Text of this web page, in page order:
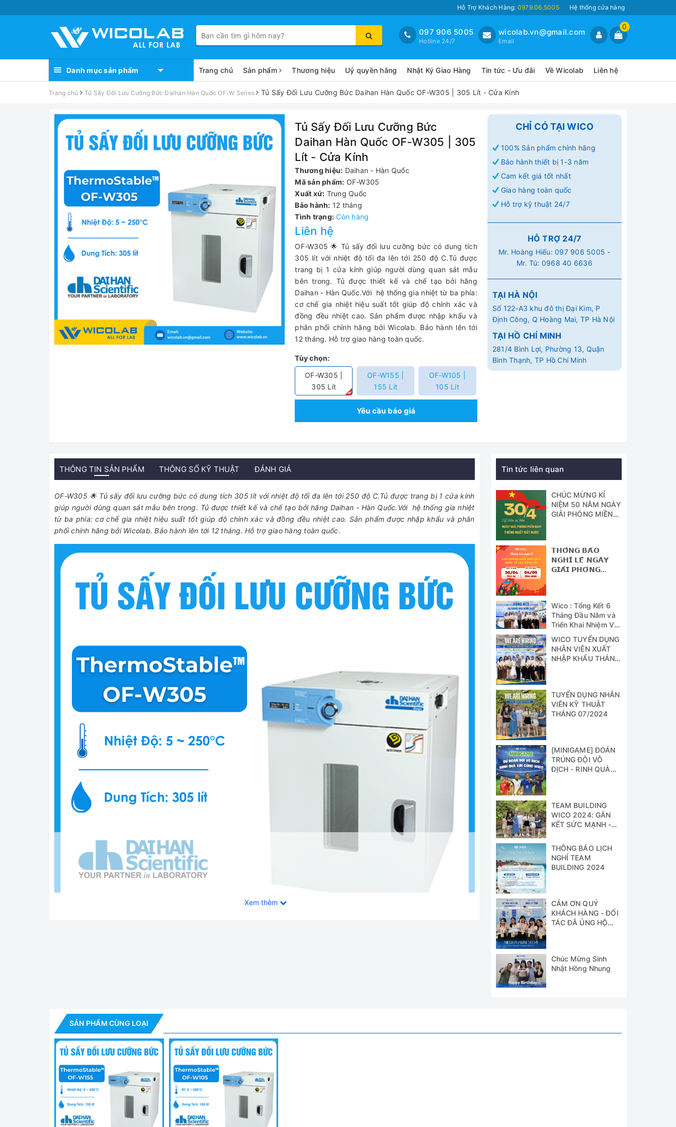
Hỗ Trợ Khách Hàng: 0979.06.5005 Hệ thống cửa hàng
0
wicolab.vn@gmail.com
Email
097 906 5005
Hotline 24/7
Danh mục sản phẩm Trang chủ Sản phẩm Thương hiệu Uỷ quyền hãng Nhật Ký Giao Hàng Tin tức - Ưu đãi Về Wicolab Liên hệ
Trang chủ Tủ Sấy Đối Lưu Cưỡng Bức Daihan Hàn Quốc OF-W Series Tủ Sấy Đối Lưu Cưỡng Bức Daihan Hàn Quốc OF-W305 | 305 Lít - Cửa Kính
Tủ Sấy Đối Lưu Cưỡng Bức
Daihan Hàn Quốc OF-W305 | 305
Lít - Cửa Kính
Thương hiệu: Daihan - Hàn Quốc
Mã sản phẩm: OF-W305
Xuất xứ: Trung Quốc
Bảo hành: 12 tháng
Tình trạng: Còn hàng
Liên hệ
OF-W305 🌟 Tủ sấy đối lưu cưỡng bức có dung tích
305 lít với nhiệt độ tối đa lên tới 250 độ C.Tủ được
trang bị 1 cửa kính giúp người dùng quan sát mẫu
bên trong. Tủ được thiết kế và chế tạo bởi hãng
Daihan - Hàn Quốc.Với hệ thống gia nhiệt từ ba phía:
cơ chế gia nhiệt hiệu suất tốt giúp độ chính xác và
đồng đều nhiệt cao. Sản phẩm được nhập khẩu và
phân phối chính hãng bởi Wicolab. Bảo hành lên tới
12 tháng. Hỗ trợ giao hàng toàn quốc.
Tùy chọn:
OF-W305 |
305 Lít
OF-W155 |
155 Lít
OF-W105 |
105 Lít
Yêu cầu báo giá
CHỈ CÓ TẠI WICO
100% Sản phẩm chính hãng
Bảo hành thiết bị 1-3 năm
Cam kết giá tốt nhất
Giao hàng toàn quốc
Hỗ trợ kỹ thuật 24/7
HỖ TRỢ 24/7
Mr. Hoàng Hiếu:097 906 5005 -
Mr. Tú: 0968 40 6636
TẠI HÀ NỘI
Số 122-A3 khu đô thị Đại Kim, P
Định Công, Q Hoàng Mai, TP Hà Nội
TẠI HỒ CHÍ MINH
281/4 Bình Lợi, Phường 13, Quận
Bình Thạnh, TP Hồ Chí Minh
THÔNG TIN SẢN PHẨM THÔNG SỐ KỸ THUẬT ĐÁNH GIÁ
OF-W305 🌟 Tủ sấy đối lưu cưỡng bức có dung tích 305 lít với nhiệt độ tối đa lên tới 250 độ C.Tủ được trang bị 1 cửa kính
giúp người dùng quan sát mẫu bên trong. Tủ được thiết kế và chế tạo bởi hãng Daihan - Hàn Quốc.Với hệ thống gia nhiệt
từ ba phía: cơ chế gia nhiệt hiệu suất tốt giúp độ chính xác và đồng đều nhiệt cao. Sản phẩm được nhập khẩu và phân
phối chính hãng bởi Wicolab. Bảo hành lên tới 12 tháng. Hỗ trợ giao hàng toàn quốc.
✅ Tối ưu hóa luồng không khí với cơ chế cưỡng bức
✅ Nhiệt độ RT+5 đến 250 độ C, độ chính xác ±0.3 độ C ở 100 độ C. Dung tích 50 đến 305 lít. Có thể lựa chọn loại có cửa
sổ kính hoặc không có cửa sổ kính.
✅ Hệ thống gia nhiệt từ ba phía: cơ chế gia nhiệt hiệu suất tốt giúp độ chính xác và đồng đều nhiệt cao.
✅ Tủ sấy đối lưu cưỡng bức OF-50 với điều khiển nhiệt độ chính xác với Bộ điều khiển kỹ thuật số PID.
✅ Tối ưu hóa luồng không khí với cơ chế cưỡng bức.
Xem thêm
Tin tức liên quan
CHÚC MỪNG KỈ
NIỆM 50 NĂM NGÀY
GIẢI PHÓNG MIỀN
𝗧𝗛𝗢̂𝗡𝗚 𝗕𝗔́𝗢
𝗡𝗚𝗛𝗜̉ 𝗟𝗘̂̃ 𝗡𝗚𝗔̀𝗬
𝗚𝗜𝗔̉𝗜 𝗣𝗛𝗢́𝗡𝗚
(𝟭/𝟱)
Wico : Tổng Kết 6
Tháng Đầu Năm và
Triển Khai Nhiệm Vụ
Công Tác 6 Tháng
Cuối Năm 2024
WICO TUYỂN DỤNG
NHÂN VIÊN XUẤT
NHẬP KHẨU THÁNG
TUYỂN DỤNG NHÂN
VIÊN KỸ THUẬT
THÁNG 07/2024
[MINIGAME] ĐOÁN
TRÚNG ĐỘI VÔ
ĐỊCH - RINH QUÀ
TEAM BUILDING
WICO 2024: GẮN
KẾT SỨC MẠNH -
THÀNH CÔNG
THÔNG BÁO LỊCH
NGHỈ TEAM
BUILDING 2024
CẢM ƠN QUÝ
KHÁCH HÀNG - ĐỐI
TÁC ĐÃ ỦNG HỘ
Chúc Mừng Sinh
Nhật Hồng Nhung
SẢN PHẨM CÙNG LOẠI